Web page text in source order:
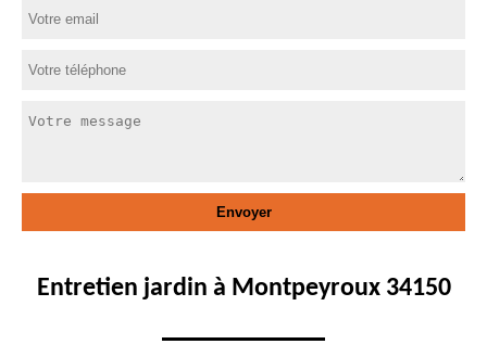
Entretien jardin à Montpeyroux 34150